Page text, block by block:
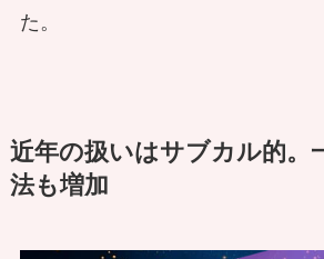
た。
近年の扱いはサブカル的。
法も増加